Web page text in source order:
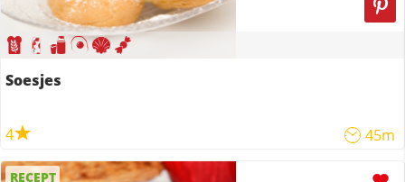
Soesjes
4 45m
RECEPT